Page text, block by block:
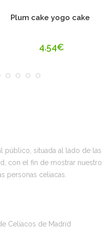
Plum cake yogo cake
4.54€
público, situada al lado de las
con el fin de mostrar nuestro
personas celiacas.
Celíacos de Madrid